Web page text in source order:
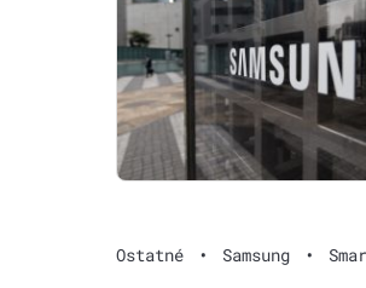
Ostatné • Samsung •